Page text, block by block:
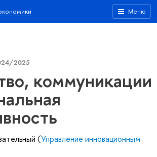
Меню
2025
коммуникации
(Управление инновационным